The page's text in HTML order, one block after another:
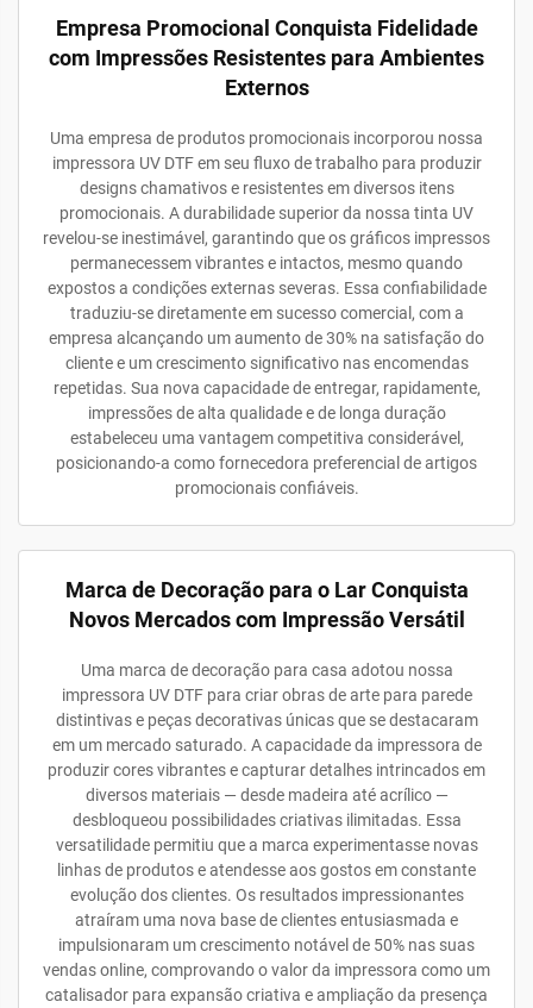
Empresa Promocional Conquista Fidelidade
com Impressões Resistentes para Ambientes
Externos
Uma empresa de produtos promocionais incorporou nossa
impressora UV DTF em seu fluxo de trabalho para produzir
designs chamativos e resistentes em diversos itens
promocionais. A durabilidade superior da nossa tinta UV
revelou-se inestimável, garantindo que os gráficos impressos
permanecessem vibrantes e intactos, mesmo quando
expostos a condições externas severas. Essa confiabilidade
traduziu-se diretamente em sucesso comercial, com a
empresa alcançando um aumento de 30% na satisfação do
cliente e um crescimento significativo nas encomendas
repetidas. Sua nova capacidade de entregar, rapidamente,
impressões de alta qualidade e de longa duração
estabeleceu uma vantagem competitiva considerável,
posicionando-a como fornecedora preferencial de artigos
promocionais confiáveis.
Marca de Decoração para o Lar Conquista
Novos Mercados com Impressão Versátil
Uma marca de decoração para casa adotou nossa
impressora UV DTF para criar obras de arte para parede
distintivas e peças decorativas únicas que se destacaram
em um mercado saturado. A capacidade da impressora de
produzir cores vibrantes e capturar detalhes intrincados em
diversos materiais — desde madeira até acrílico —
desbloqueou possibilidades criativas ilimitadas. Essa
versatilidade permitiu que a marca experimentasse novas
linhas de produtos e atendesse aos gostos em constante
evolução dos clientes. Os resultados impressionantes
atraíram uma nova base de clientes entusiasmada e
impulsionaram um crescimento notável de 50% nas suas
vendas online, comprovando o valor da impressora como um
catalisador para expansão criativa e ampliação da presença